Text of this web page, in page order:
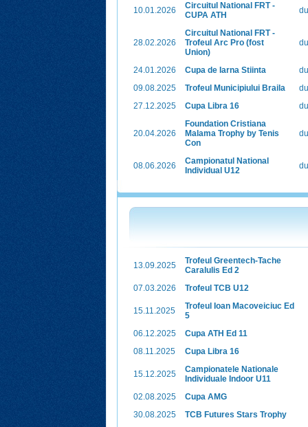
10.01.2026
Circuitul National FRT -
CUPA ATH
28.02.2026
Circuitul National FRT -
Trofeul Arc Pro (fost
Union)
24.01.2026 Cupa de Iarna Stiinta
09.08.2025
Trofeul Municipiului Braila
27.12.2025
Cupa Libra 16
20.04.2026
Foundation Cristiana
Malama Trophy by Tenis
Con
08.06.2026
Campionatul National
Individual U12
13.09.2025
Trofeul Greentech-Tache
Caralulis Ed 2
07.03.2026
Trofeul TCB U12
15.11.2025
Trofeul Ioan Macoveiciuc Ed
5
06.12.2025
Cupa ATH Ed 11
08.11.2025
Cupa Libra 16
15.12.2025
Campionatele Nationale
Individuale Indoor U11
02.08.2025
Cupa AMG
30.08.2025
TCB Futures Stars Trophy